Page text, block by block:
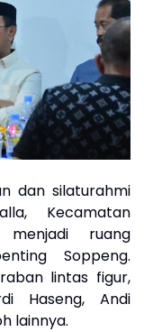
dan silaturahmi
Kecamatan
menjadi ruang
Soppeng.
lintas figur,
Haseng, Andi
lainnya.